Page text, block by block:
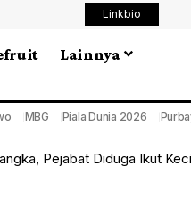
Linkbio
Lainnya
MBG Piala Dunia 2026
Pejabat Diduga Ikut